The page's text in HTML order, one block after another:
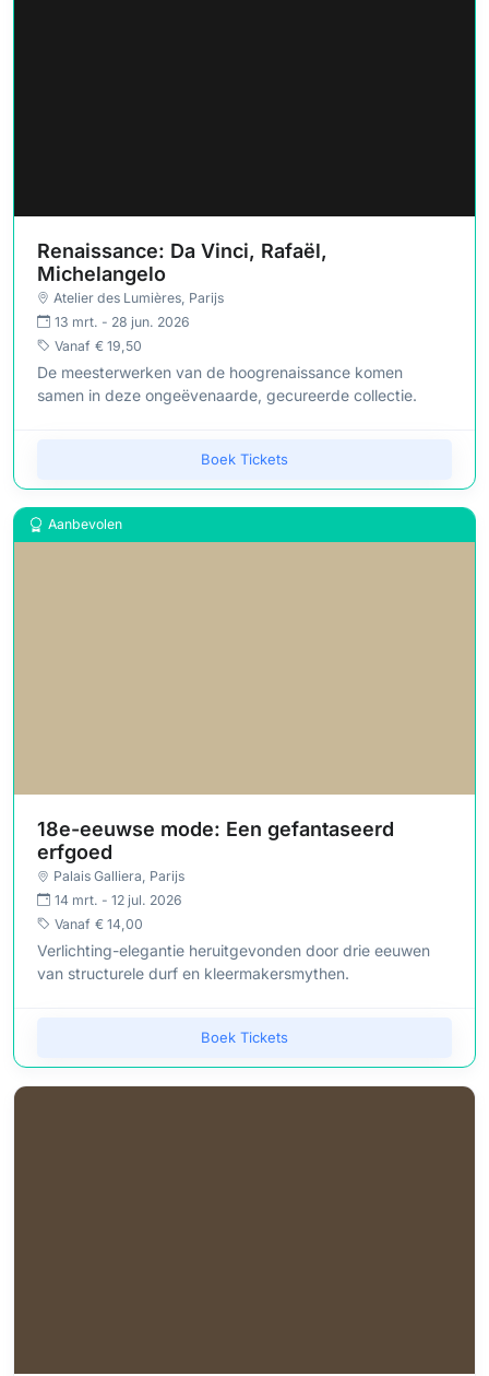
Renaissance: Da Vinci, Rafaël,
Michelangelo
Atelier des Lumières, Parijs
13 mrt. - 28 jun. 2026
Vanaf € 19,50
De meesterwerken van de hoogrenaissance komen
samen in deze ongeëvenaarde, gecureerde collectie.
Boek Tickets
Aanbevolen
18e-eeuwse mode: Een gefantaseerd
erfgoed
Palais Galliera , Parijs
14 mrt. - 12 jul. 2026
Vanaf € 14,00
Verlichting-elegantie heruitgevonden door drie eeuwen
van structurele durf en kleermakersmythen.
Boek Tickets